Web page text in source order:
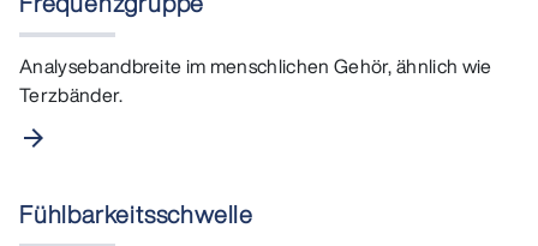
Analysebandbreite im menschlichen Gehör, ähnlich wie
Terzbänder.
arrow_forward
Fühlbarkeitsschwelle